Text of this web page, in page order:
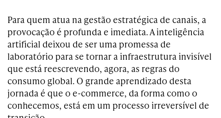
Para quem atua na gestão estratégica de canais, a
provocação é profunda e imediata. A inteligência
artificial deixou de ser uma promessa de
laboratório para se tornar a infraestrutura invisível
que está reescrevendo, agora, as regras do
consumo global. O grande aprendizado desta
jornada é que o e-commerce, da forma como o
conhecemos, está em um processo irreversível de